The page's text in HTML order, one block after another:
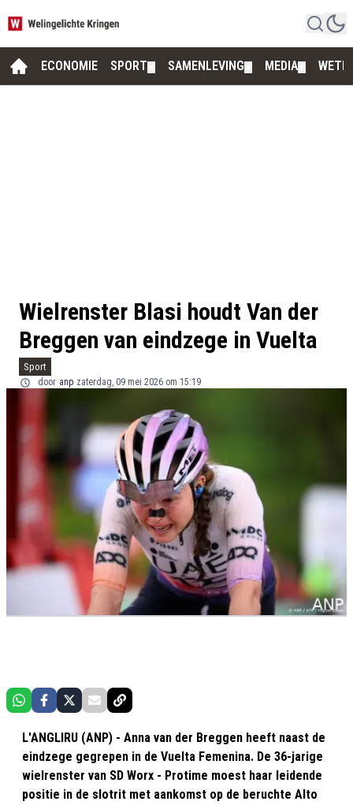
ECONOMIE SPORT SAMENLEVING MEDIA
Wielrenster Blasi houdt Van der
Breggen van eindzege in Vuelta
Sport
door anp zaterdag, 09 mei 2026 om 15:19
L'ANGLIRU (ANP) - Anna van der Breggen heeft naast de
eindzege gegrepen in de Vuelta Femenina. De 36-jarige
wielrenster van SD Worx - Protime moest haar leidende
positie in de slotrit met aankomst op de beruchte Alto